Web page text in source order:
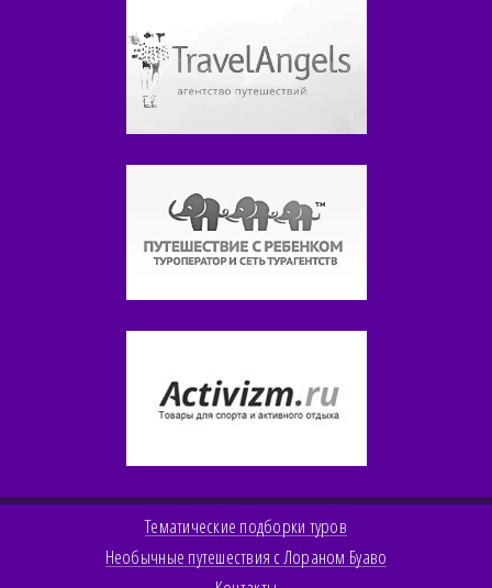
Тематические подборки туров
Необычные путешествия с Лораном Буаво